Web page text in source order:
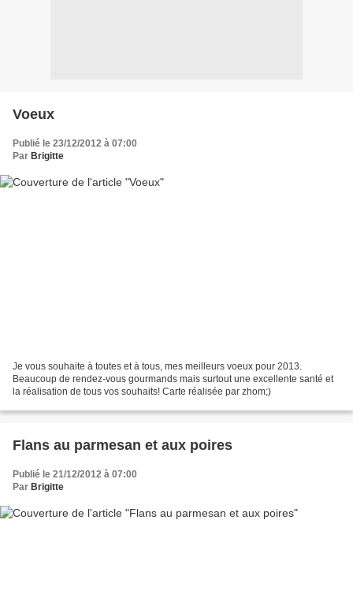
Voeux
Publié le 23/12/2012 à 07:00
Par Brigitte
Je vous souhaite à toutes et à tous, mes meilleurs voeux pour 2013.
Beaucoup de rendez-vous gourmands mais surtout une excellente santé et
la réalisation de tous vos souhaits! Carte réalisée par zhom;)
Flans au parmesan et aux poires
Publié le 21/12/2012 à 07:00
Par Brigitte